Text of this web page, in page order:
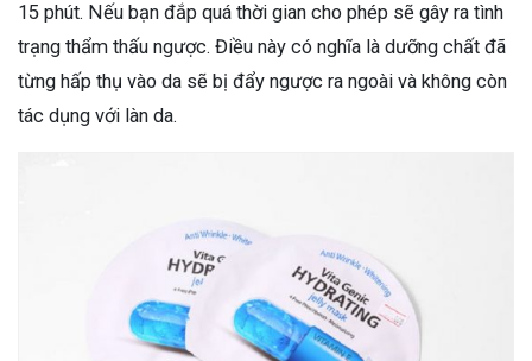
15 phút. Nếu bạn đắp quá thời gian cho phép sẽ gây ra tình
trạng thẩm thấu ngược. Điều này có nghĩa là dưỡng chất đã
từng hấp thụ vào da sẽ bị đẩy ngược ra ngoài và không còn
tác dụng với làn da.